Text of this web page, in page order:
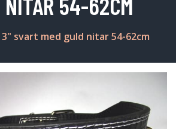
svart med guld nitar 54-62cm